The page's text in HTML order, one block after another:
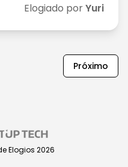
Elogiado porYuri
Próximo
Elogios 2026